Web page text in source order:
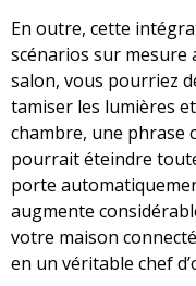
En outre, cette
scénarios sur mesure
salon, vous pourriez
tamiser les lumières
chambre, une phrase
pourrait éteindre
porte
augmente
votre maison
en un véritable chef